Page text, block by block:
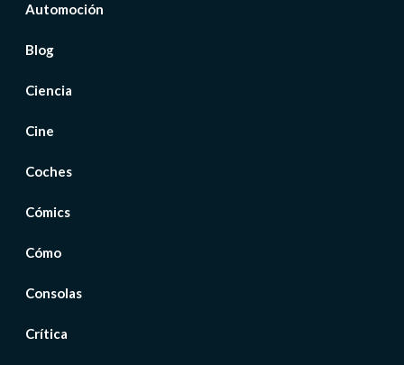
Automoción
Blog
Ciencia
Cine
Coches
Cómics
Cómo
Consolas
Crítica